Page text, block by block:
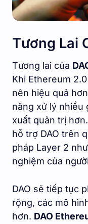
Tương Lai
Tương lai của
Khi Ethereum
nên hiệu quả
năng xử lý nhiều
xuất quản trị
hỗ trợ DAO trên
pháp Layer 2
nghiệm của
DAO sẽ tiếp tục
rộng, các mô
hơn. DAO